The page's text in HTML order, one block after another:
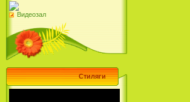
Видеозал
Стиляги